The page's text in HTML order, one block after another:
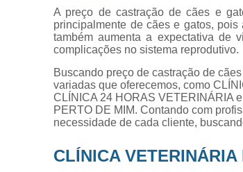
A preço de castração de cães e
principalmente de cães e gatos,
também aumenta a expectativa de
complicações no sistema reprodutivo.
Buscando preço de castração de
variadas que oferecemos, como
CLÍNICA 24 HORAS VETERINÁRIA
PERTO DE MIM. Contando com
necessidade de cada cliente,
CLÍNICA